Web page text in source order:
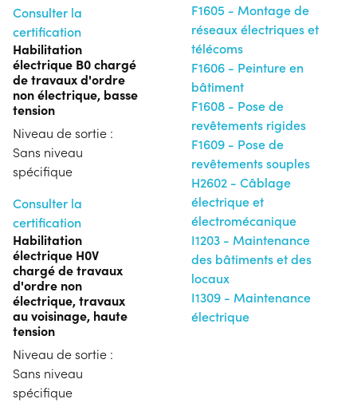
Consulter la
certification
Habilitation
électrique B0 chargé
de travaux d'ordre
non électrique, basse
tension
Niveau de sortie :
Sans niveau
spécifique
Consulter la
certification
Habilitation
électrique H0V
chargé de travaux
d'ordre non
électrique, travaux
au voisinage, haute
tension
Niveau de sortie :
Sans niveau
spécifique
F1605 - Montage de
réseaux électriques et
télécoms
F1606 - Peinture en
bâtiment
F1608 - Pose de
revêtements rigides
F1609 - Pose de
revêtements souples
H2602 - Câblage
électrique et
électromécanique
I1203 - Maintenance
des bâtiments et des
locaux
I1309 - Maintenance
électrique